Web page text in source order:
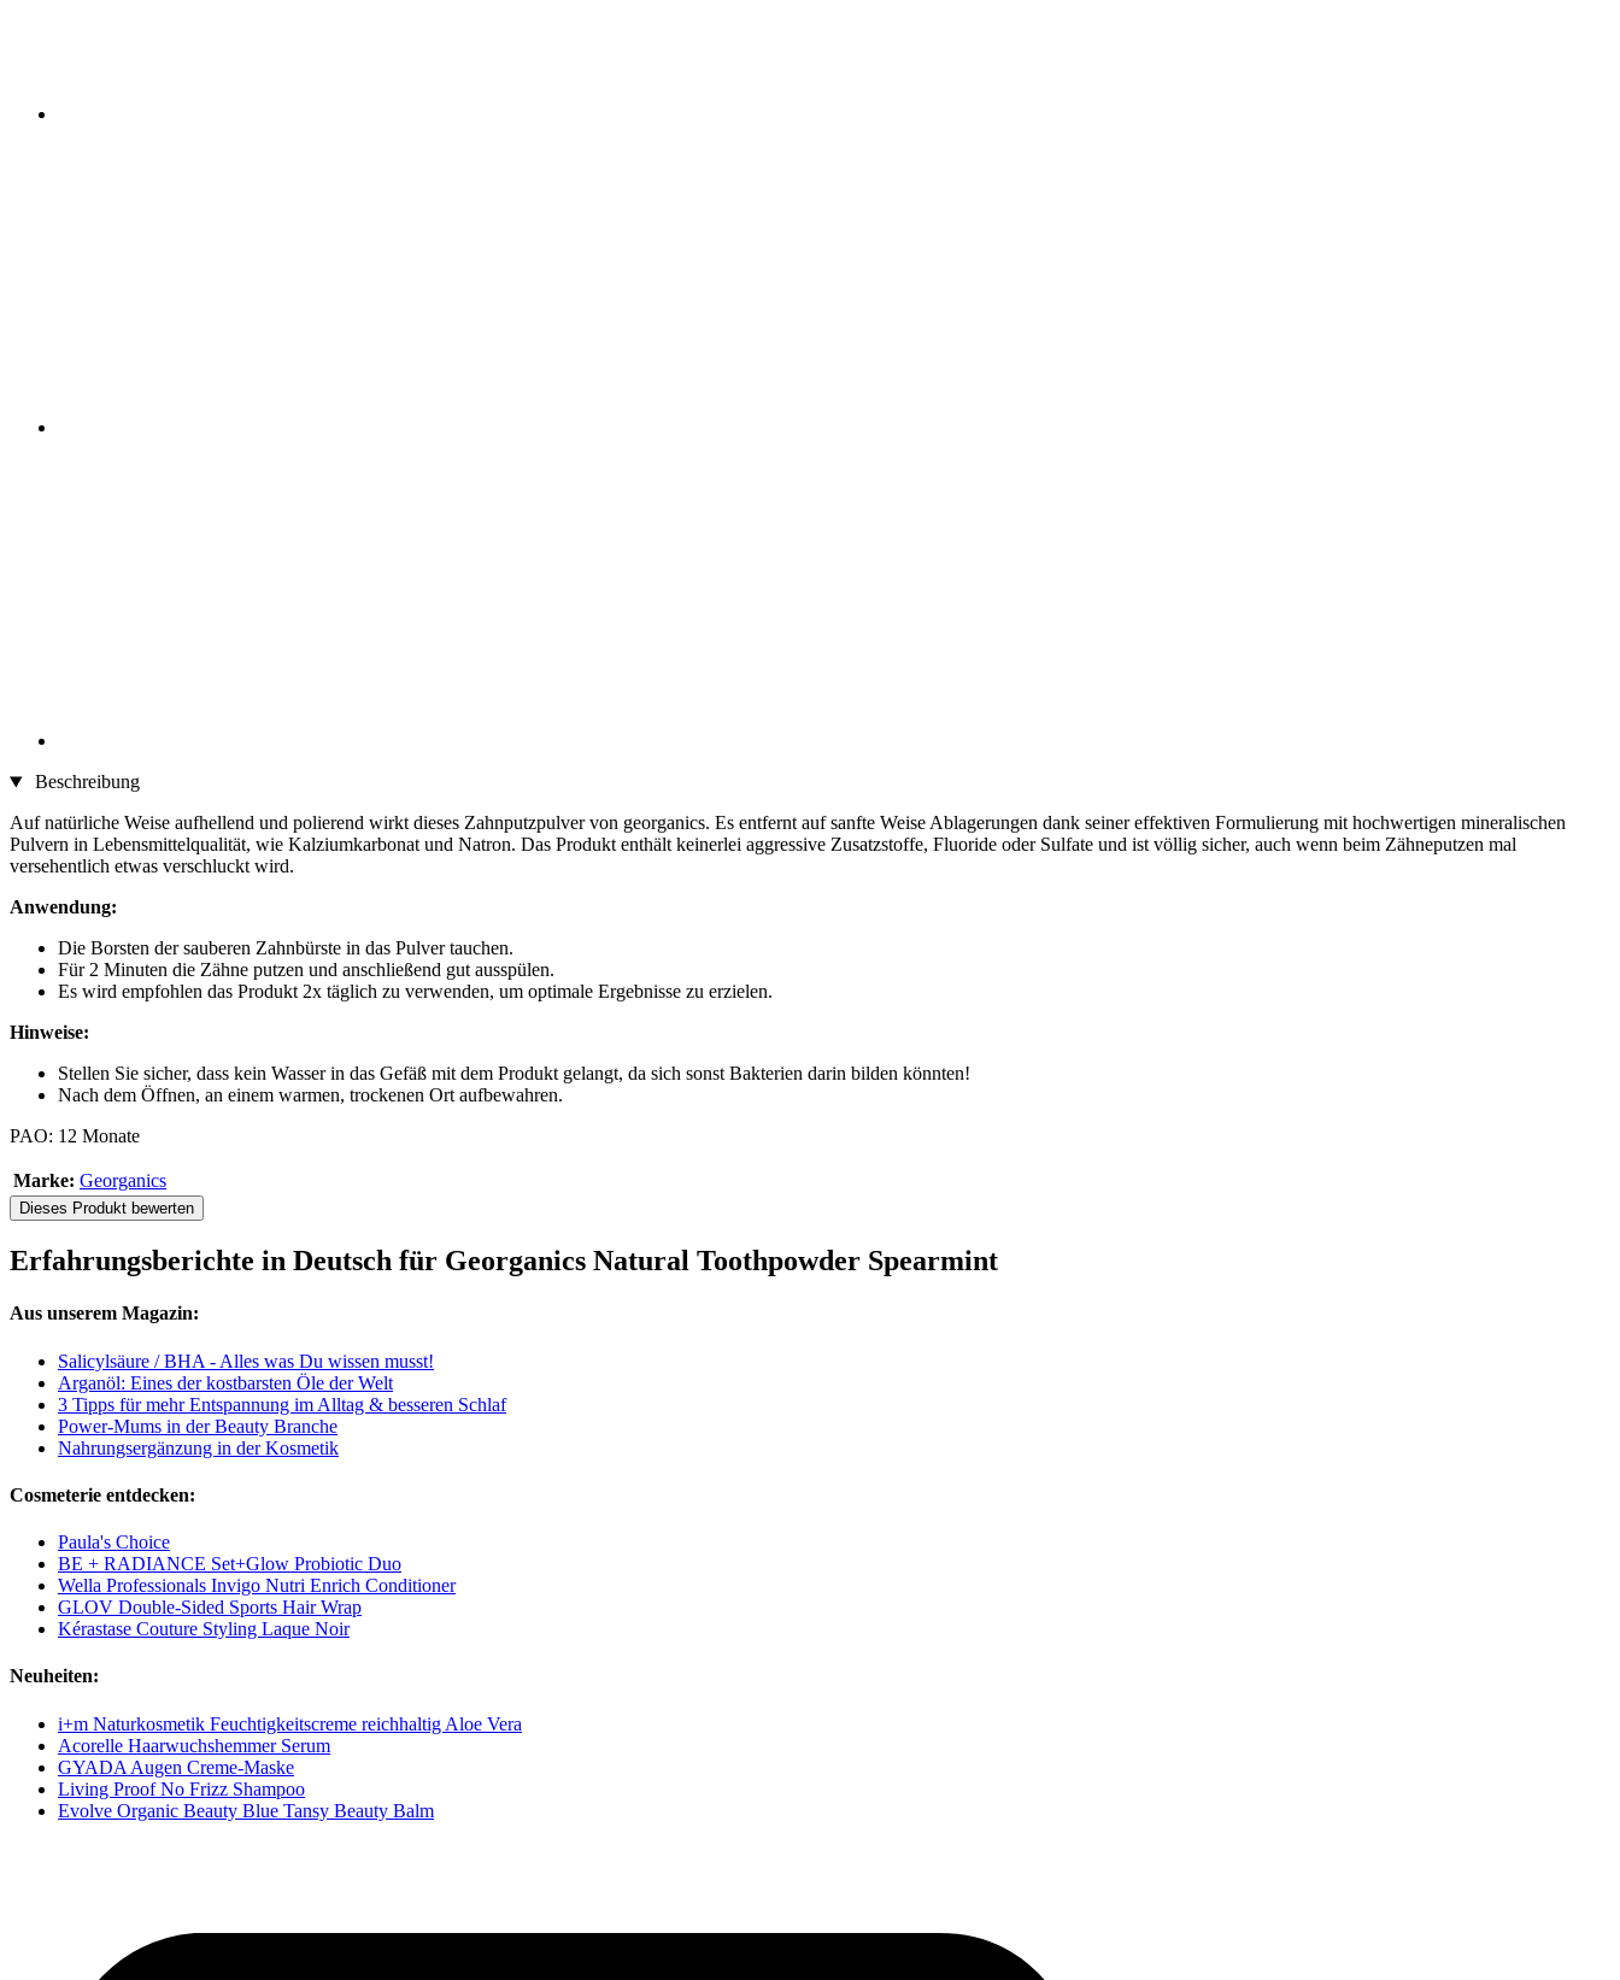
Beschreibung
Auf natürliche Weise aufhellend und polierend wirkt dieses Zahnputzpulver von georganics. Es entfernt auf sanfte Weise Ablagerungen dank seiner effektiven Formulierung mit hochwertigen mineralischen
Pulvern in Lebensmittelqualität, wie Kalziumkarbonat und Natron. Das Produkt enthält keinerlei aggressive Zusatzstoffe, Fluoride oder Sulfate und ist völlig sicher, auch wenn beim Zähneputzen mal
versehentlich etwas verschluckt wird.
Anwendung:
Die Borsten der sauberen Zahnbürste in das Pulver tauchen.
Für 2 Minuten die Zähne putzen und anschließend gut ausspülen.
Es wird empfohlen das Produkt 2x täglich zu verwenden, um optimale Ergebnisse zu erzielen.
Hinweise:
Stellen Sie sicher, dass kein Wasser in das Gefäß mit dem Produkt gelangt, da sich sonst Bakterien darin bilden könnten!
Nach dem Öffnen, an einem warmen, trockenen Ort aufbewahren.
PAO: 12 Monate
Marke: Georganics
Dieses Produkt bewerten
Erfahrungsberichte in Deutsch für Georganics Natural Toothpowder Spearmint
Aus unserem Magazin:
Salicylsäure / BHA - Alles was Du wissen musst!
Arganöl: Eines der kostbarsten Öle der Welt
3 Tipps für mehr Entspannung im Alltag & besseren Schlaf
Power-Mums in der Beauty Branche
Nahrungsergänzung in der Kosmetik
Cosmeterie entdecken:
Paula's Choice
BE + RADIANCE Set+Glow Probiotic Duo
Wella Professionals Invigo Nutri Enrich Conditioner
GLOV Double-Sided Sports Hair Wrap
Kérastase Couture Styling Laque Noir
Neuheiten:
i+m Naturkosmetik Feuchtigkeitscreme reichhaltig Aloe Vera
Acorelle Haarwuchshemmer Serum
GYADA Augen Creme-Maske
Living Proof No Frizz Shampoo
Evolve Organic Beauty Blue Tansy Beauty Balm